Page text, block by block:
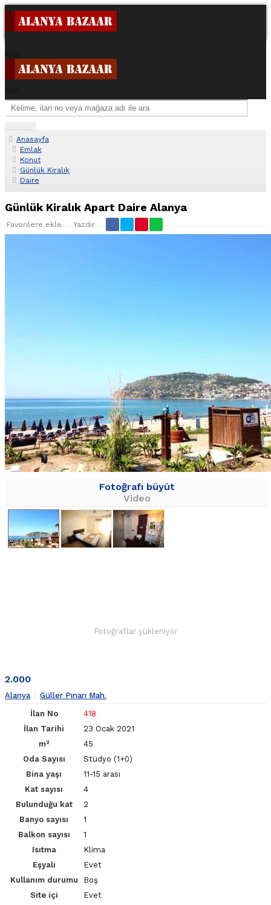
Anasayfa
Emlak
Konut
Günlük Kiralık
Daire
Günlük Kiralık Apart Daire Alanya
Favorilere ekle Yazdır
Fotoğrafı büyüt
Video
Fotoğraflar yükleniyor
2.000
Alanya
Güller Pınarı Mah.
İlan No
418
İlan Tarihi
23 Ocak 2021
m²
45
Oda Sayısı
Stüdyo (1+0)
Bina yaşı
11-15 arası
Kat sayısı
4
Bulunduğu kat
2
Banyo sayısı
1
Balkon sayısı
1
Isıtma
Klima
Eşyalı
Evet
Kullanım durumu
Boş
Site içi
Evet